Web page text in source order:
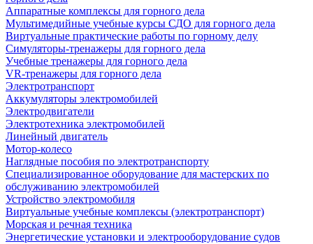
Аппаратные комплексы для горного дела
Мультимедийные учебные курсы СДО для горного дела
Виртуальные практические работы по горному делу
Симуляторы-тренажеры для горного дела
Учебные тренажеры для горного дела
VR-тренажеры для горного дела
Электротранспорт
Аккумуляторы электромобилей
Электродвигатели
Электротехника электромобилей
Линейный двигатель
Мотор-колесо
Наглядные пособия по электротранспорту
Специализированное оборудование для мастерских по
обслуживанию электромобилей
Устройство электромобиля
Виртуальные учебные комплексы (электротранспорт)
Морская и речная техника
Энергетические установки и электрооборудование судов